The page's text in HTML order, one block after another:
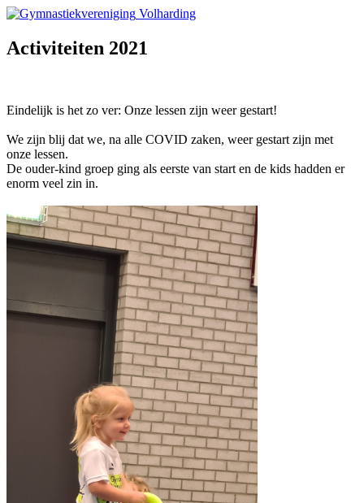
Volharding
Activiteiten 2021
Eindelijk is het zo ver: Onze lessen zijn weer gestart!
We zijn blij dat we, na alle COVID zaken, weer gestart zijn met
onze lessen.
De ouder-kind groep ging als eerste van start en de kids hadden er
enorm veel zin in.